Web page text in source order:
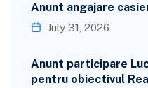
Anunt angajare
July 31, 2026
Anunt participare
pentru obiectivul